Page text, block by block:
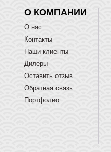
О КОМПАНИИ
О нас
Контакты
Наши клиенты
Дилеры
Оставить отзыв
Обратная связь
Портфолио